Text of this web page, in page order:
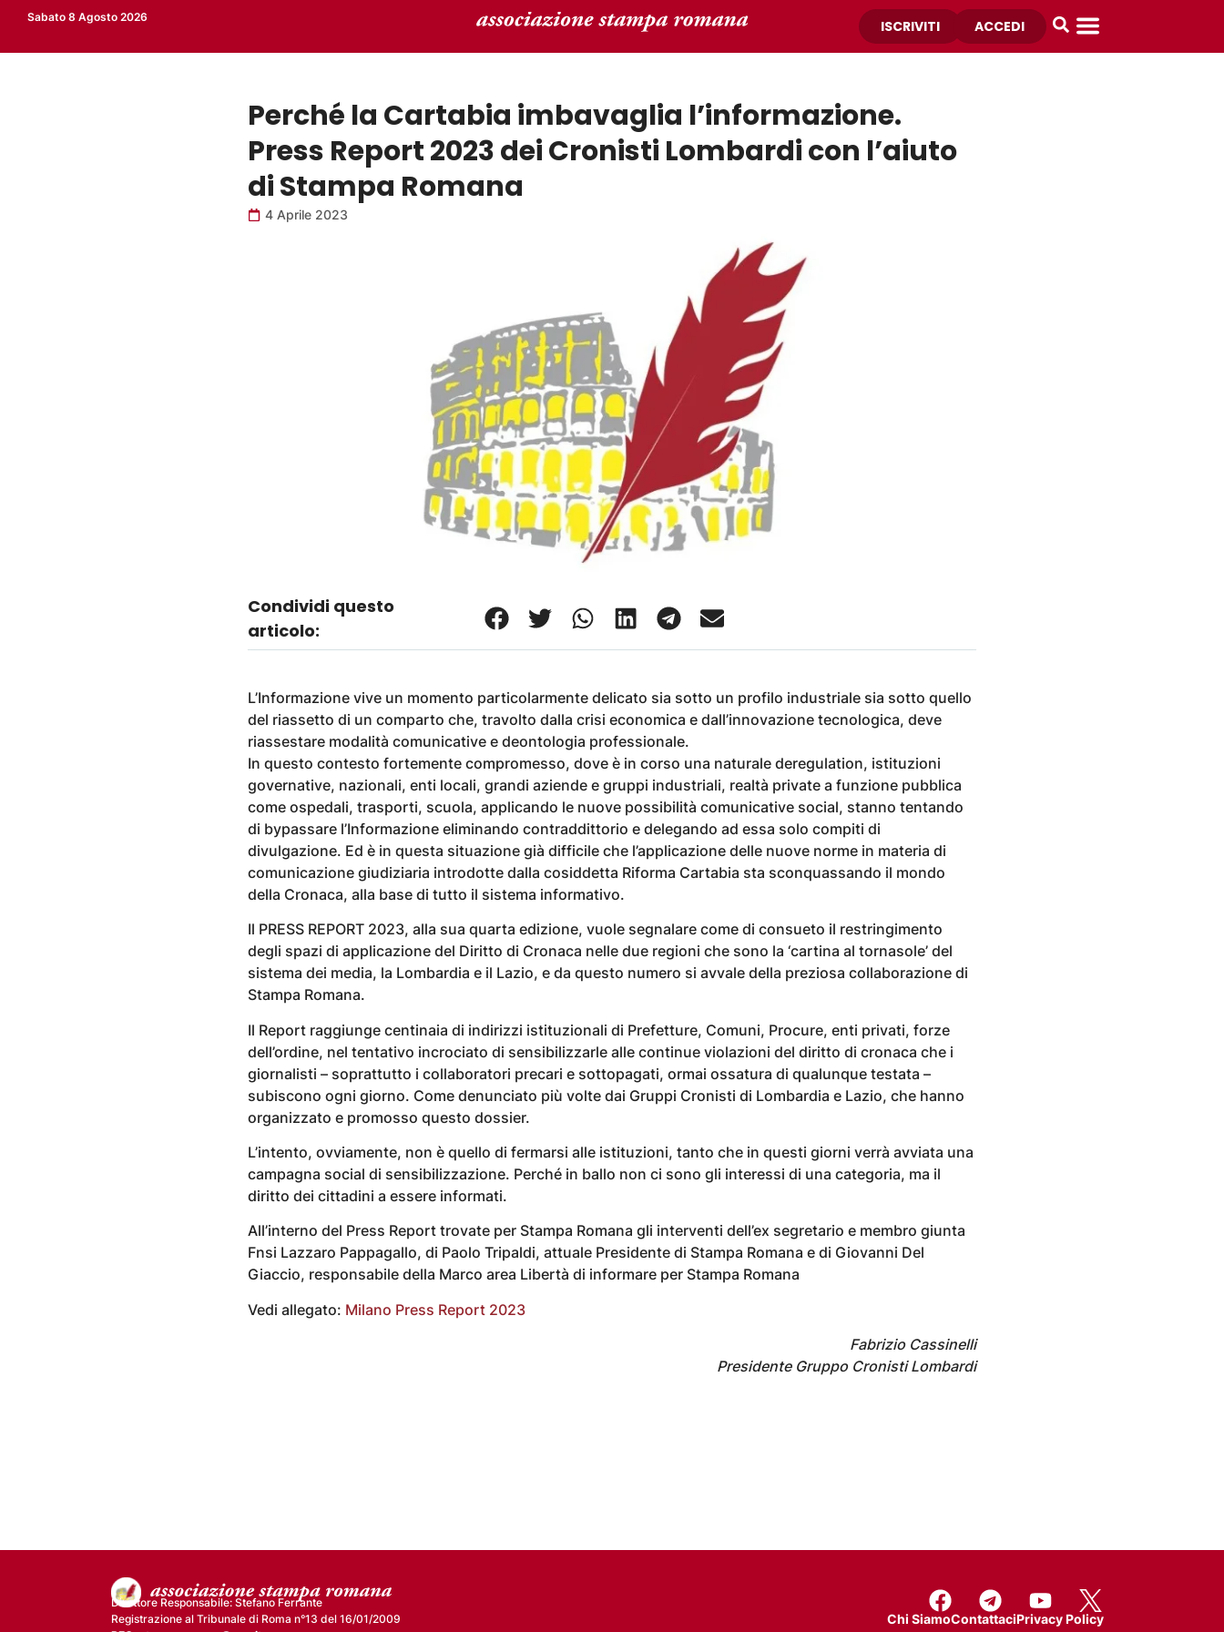
Sabato 8 Agosto 2026
ISCRIVITI ACCEDI
Perché la Cartabia imbavaglia l’informazione.
Press Report 2023 dei Cronisti Lombardi con l’aiuto
di Stampa Romana
4 Aprile 2023
Condividi questo
articolo:
L’Informazione vive un momento particolarmente delicato sia sotto un profilo industriale sia sotto quello
del riassetto di un comparto che, travolto dalla crisi economica e dall’innovazione tecnologica, deve
riassestare modalità comunicative e deontologia professionale.
In questo contesto fortemente compromesso, dove è in corso una naturale deregulation, istituzioni
governative, nazionali, enti locali, grandi aziende e gruppi industriali, realtà private a funzione pubblica
come ospedali, trasporti, scuola, applicando le nuove possibilità comunicative social, stanno tentando
di bypassare l’Informazione eliminando contraddittorio e delegando ad essa solo compiti di
divulgazione. Ed è in questa situazione già difficile che l’applicazione delle nuove norme in materia di
comunicazione giudiziaria introdotte dalla cosiddetta Riforma Cartabia sta sconquassando il mondo
della Cronaca, alla base di tutto il sistema informativo.
Il PRESS REPORT 2023, alla sua quarta edizione, vuole segnalare come di consueto il restringimento
degli spazi di applicazione del Diritto di Cronaca nelle due regioni che sono la ‘cartina al tornasole’ del
sistema dei media, la Lombardia e il Lazio, e da questo numero si avvale della preziosa collaborazione di
Stampa Romana.
Il Report raggiunge centinaia di indirizzi istituzionali di Prefetture, Comuni, Procure, enti privati, forze
dell’ordine, nel tentativo incrociato di sensibilizzarle alle continue violazioni del diritto di cronaca che i
giornalisti – soprattutto i collaboratori precari e sottopagati, ormai ossatura di qualunque testata –
subiscono ogni giorno. Come denunciato più volte dai Gruppi Cronisti di Lombardia e Lazio, che hanno
organizzato e promosso questo dossier.
L’intento, ovviamente, non è quello di fermarsi alle istituzioni, tanto che in questi giorni verrà avviata una
campagna social di sensibilizzazione. Perché in ballo non ci sono gli interessi di una categoria, ma il
diritto dei cittadini a essere informati.
All’interno del Press Report trovate per Stampa Romana gli interventi dell’ex segretario e membro giunta
Fnsi Lazzaro Pappagallo, di Paolo Tripaldi, attuale Presidente di Stampa Romana e di Giovanni Del
Giaccio, responsabile della Marco area Libertà di informare per Stampa Romana
Vedi allegato: Milano Press Report 2023
Fabrizio Cassinelli
Presidente Gruppo Cronisti Lombardi
Direttore Responsabile: Stefano Ferrante
Registrazione al Tribunale di Roma n°13 del 16/01/2009
Chi SiamoContattaciPrivacy Policy